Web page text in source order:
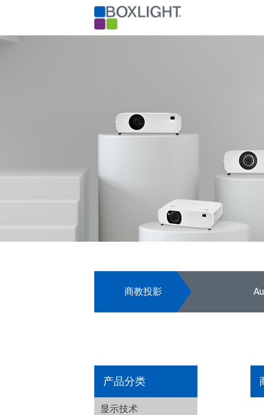
商教投影
产品分类
显示技术